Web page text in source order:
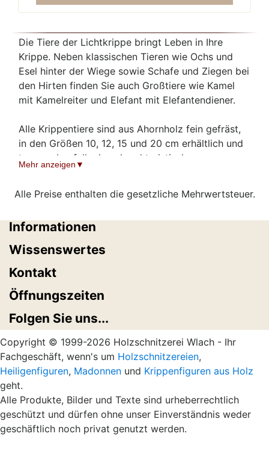
Die Tiere der Lichtkrippe bringt Leben in Ihre
Krippe. Neben klassischen Tieren wie Ochs und
Esel hinter der Wiege sowie Schafe und Ziegen bei
den Hirten finden Sie auch Großtiere wie Kamel
mit Kamelreiter und Elefant mit Elefantendiener.
Alle Krippentiere sind aus Ahornholz fein gefräst,
in den Größen 10, 12, 15 und 20 cm erhältlich und
tragen ebenfalls den charakteristischen
freundlichen Ausdruck der Lichtkrippenfiguren. Die
modernen als auch zu traditionellen
Die Tiere lassen sich perfekt mit der Heiligen
kombinieren. Durch die unterschiedlichen Größen
und Ausführungen (natur, 2x gebeizt sowie dezent
bemalt) können Sie Ihre Krippe jedes Jahr
erweitern und ein lebendiges Weihnachtsbild
gestalten.
Mehr anzeigen
Alle Preise enthalten die gesetzliche Mehrwertsteuer.
Informationen
Wissenswertes
Kontakt
Öffnungszeiten
Folgen Sie uns...
Copyright © 1999-2026 Holzschnitzerei Wlach - Ihr
Fachgeschäft, wenn's um Holzschnitzereien,
Heiligenfiguren, Madonnen und Krippenfiguren aus Holz
geht.
Alle Produkte, Bilder und Texte sind urheberrechtlich
geschützt und dürfen ohne unser Einverständnis weder
geschäftlich noch privat genutzt werden.